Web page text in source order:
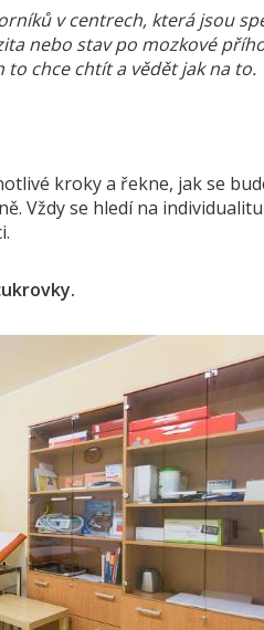
v centrech, která jsou
nebo stav po mozkové
chce chtít a vědět jak na to.
kroky a řekne, jak se
Vždy se hledí na